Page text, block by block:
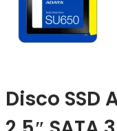
Disco SSD